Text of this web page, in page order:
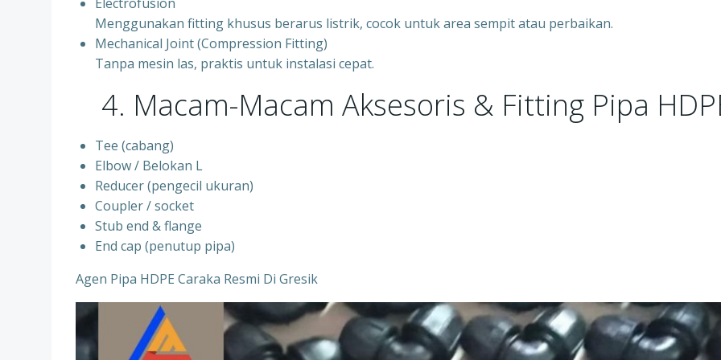
Menggunakan fitting khusus berarus listrik, cocok untuk area sempit atau perbaikan.
Mechanical Joint (Compression Fitting)
Tanpa mesin las, praktis untuk instalasi cepat.
4. Macam-Macam Aksesoris & Fitting Pipa
Tee (cabang)
Elbow / Belokan L
Reducer (pengecil ukuran)
Coupler / socket
Stub end & flange
End cap (penutup pipa)
Agen Pipa HDPE Caraka Resmi Di Gresik